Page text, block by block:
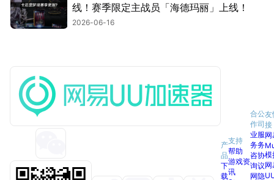
线！赛季限定主战员「海德玛丽」上线！
2026-06-16
产
品
下
载
支持
帮助
游戏资
讯
合
作
业
务
咨
询
网
公
司
服
务
协
议
隐
友
接
网
模
网